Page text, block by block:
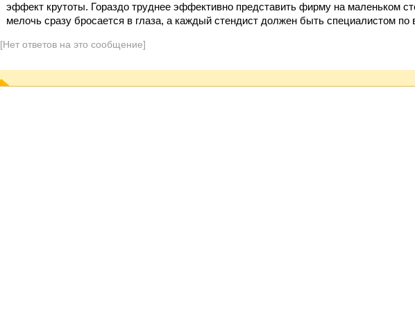
эффект крутоты. Гораздо труднее эффективно представить фирму на маленьком
мелочь сразу бросается в глаза, а каждый стендист должен быть специалистом по
[Нет ответов на это сообщение]